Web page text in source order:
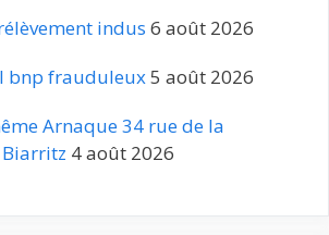
indus 6 août 2026
bnp frauduleux5 août 2026
Arnaque 34 rue de la
4 août 2026